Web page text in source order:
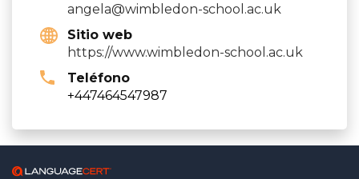
angela@wimbledon-school.ac.uk
Sitio web
https://www.wimbledon-school.ac.uk
Teléfono
+447464547987